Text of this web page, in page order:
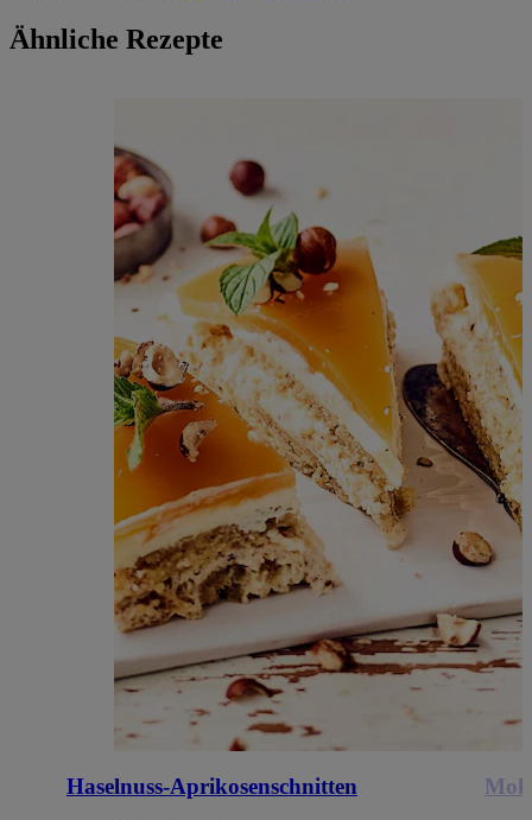
Ähnliche Rezepte
Haselnuss-Aprikosenschnitten